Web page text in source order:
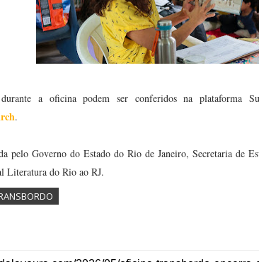
a oficina podem ser conferidos na plataforma
.
pelo Governo do Estado do Rio de Janeiro, Secretaria de
Literatura do Rio ao RJ.